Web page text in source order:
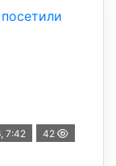
7:42 42